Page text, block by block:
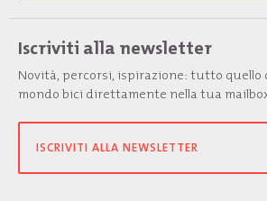
Iscriviti alla newsletter
Novità, percorsi, ispirazione: tutto quello
mondo bici direttamente nella tua
ISCRIVITI ALLA NEWSLETTER